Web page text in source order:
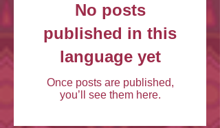
No posts
published in this
language yet
Once posts are published,
you’ll see them here.